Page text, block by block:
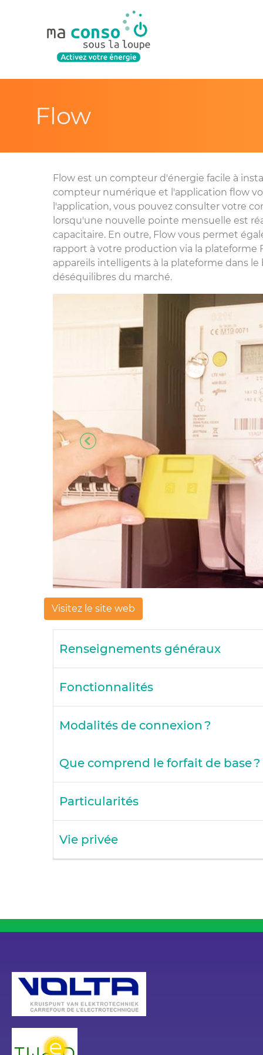
Flow
Flow est un compteur d'énergie facile à
compteur numérique et l'application flow
l'application, vous pouvez consulter votre
lorsqu'une nouvelle pointe mensuelle est
capacitaire. En outre, Flow vous permet
rapport à votre production via la plateforme
appareils intelligents à la plateforme dans
déséquilibres du marché.
Previous
Visitez le site web
Renseignements généraux
Fonctionnalités
Modalités de connexion ?
Que comprend le forfait de base ?
Particularités
Vie privée